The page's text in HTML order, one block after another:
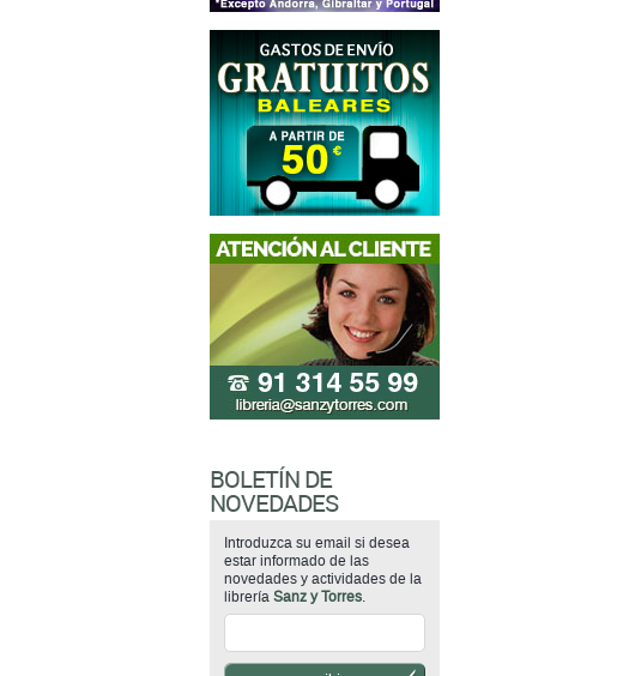
BOLETÍN DE
NOVEDADES
Introduzca su email si desea
estar informado de las
novedades y actividades de la
librería Sanz y Torres.